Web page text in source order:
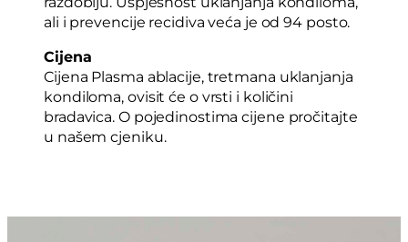
ali i prevencije recidiva veća je od 94 posto.
Cijena
Cijena Plasma ablacije, tretmana uklanjanja
kondiloma, ovisit će o vrsti i količini
bradavica. O pojedinostima cijene pročitajte
u našem cjeniku.